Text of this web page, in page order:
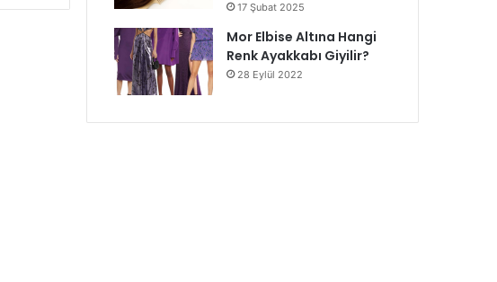
17 Şubat 2025
Mor Elbise Altına Hangi
Renk Ayakkabı Giyilir?
28 Eylül 2022